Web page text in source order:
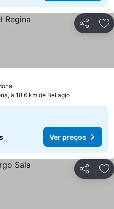
Partilhar
a 18.6 km de Bellagio
Ver preços
Partilhar